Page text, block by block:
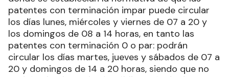
patentes con terminación impar puede circular
los días lunes, miércoles y viernes de 07 a 20 y
los domingos de 08 a 14 horas, en tanto las
patentes con terminación 0 o par: podrán
circular los días martes, jueves y sábados de 07 a
20 y domingos de 14 a 20 horas, siendo que no